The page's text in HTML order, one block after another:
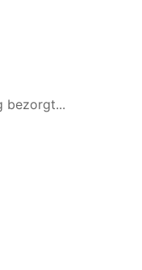
bezorgt...